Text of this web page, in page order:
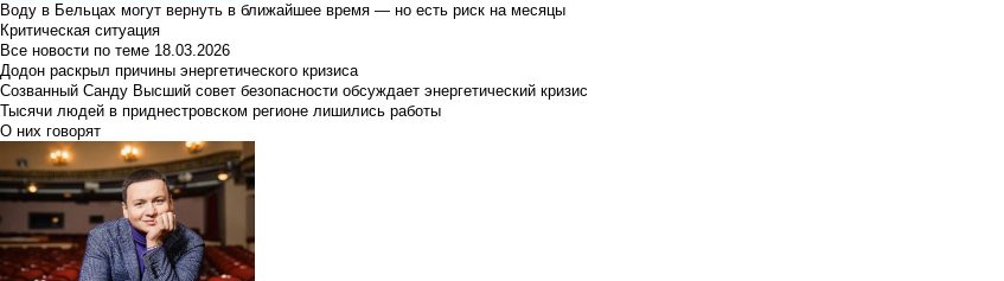
Воду в Бельцах могут вернуть в ближайшее время — но есть риск на месяцы
Критическая ситуация
Все новости по теме 18.03.2026
Додон раскрыл причины энергетического кризиса
Созванный Санду Высший совет безопасности обсуждает энергетический кризис
Тысячи людей в приднестровском регионе лишились работы
О них говорят